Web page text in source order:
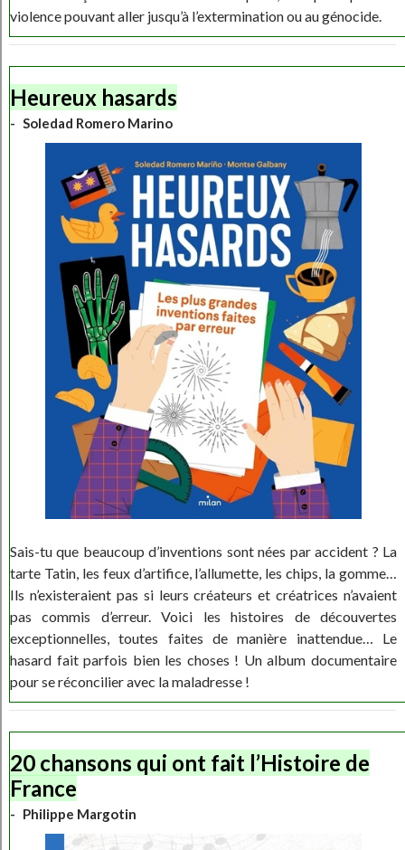
violence pouvant aller jusqu’à l’extermination ou au génocide.
Heureux hasards
Soledad Romero Marino
Sais-tu que beaucoup d’inventions sont nées par accident ? La
tarte Tatin, les feux d’artifice, l’allumette, les chips, la gomme…
Ils n’existeraient pas si leurs créateurs et créatrices n’avaient
pas commis d’erreur. Voici les histoires de découvertes
exceptionnelles, toutes faites de manière inattendue… Le
hasard fait parfois bien les choses ! Un album documentaire
pour se réconcilier avec la maladresse !
20 chansons qui ont fait l’Histoire de
France
Philippe Margotin